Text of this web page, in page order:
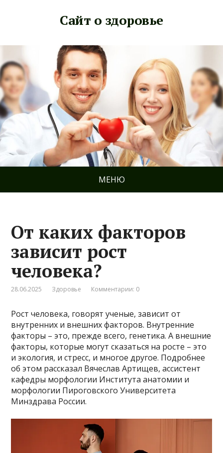
Сайт о здоровье
МЕНЮ
От каких факторов
зависит рост
человека?
28.06.2025 Здоровье Комментарии: 0
Рост человека, говорят ученые, зависит от
внутренних и внешних факторов. Внутренние
факторы – это, прежде всего, генетика. А внешние
факторы, которые могут сказаться на росте – это
и экология, и стресс, и многое другое. Подробнее
об этом рассказал Вячеслав Артищев, ассистент
кафедры морфологии Института анатомии и
морфологии Пироговского Университета
Минздрава России.